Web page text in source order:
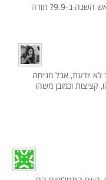
ב-9.9? תודה
לא יודעת, אבל מניחה
קציצות וכמובן משהו